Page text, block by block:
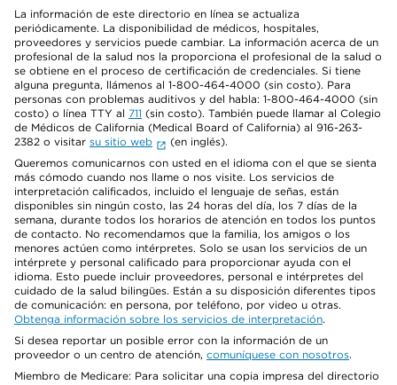
La información de este directorio en línea se actualiza
periódicamente. La disponibilidad de médicos, hospitales,
proveedores y servicios puede cambiar. La información acerca de un
profesional de la salud nos la proporciona el profesional de la salud o
se obtiene en el proceso de certificación de credenciales. Si tiene
alguna pregunta, llámenos al 1-800-464-4000 (sin costo). Para
personas con problemas auditivos y del habla: 1-800-464-4000 (sin
costo) o línea TTY al 711 (sin costo). También puede llamar al Colegio
de Médicos de California (Medical Board of California) al 916-263-
2382 o visitar su sitio web
(en inglés).
Queremos comunicarnos con usted en el idioma con el que se sienta
más cómodo cuando nos llame o nos visite. Los servicios de
interpretación calificados, incluido el lenguaje de señas, están
disponibles sin ningún costo, las 24 horas del día, los 7 días de la
semana, durante todos los horarios de atención en todos los puntos
de contacto. No recomendamos que la familia, los amigos o los
menores actúen como intérpretes. Solo se usan los servicios de un
intérprete y personal calificado para proporcionar ayuda con el
idioma. Esto puede incluir proveedores, personal e intérpretes del
cuidado de la salud bilingües. Están a su disposición diferentes tipos
de comunicación: en persona, por teléfono, por video u otras.
Obtenga información sobre los servicios de interpretación.
Si desea reportar un posible error con la información de un
proveedor o un centro de atención, comuníquese con nosotros.
Miembro de Medicare: Para solicitar una copia impresa del directorio